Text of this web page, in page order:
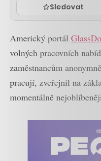
Sledovat
Americký portál
volných pracovních
zaměstnancům
pracují, zveřejnil na
momentálně